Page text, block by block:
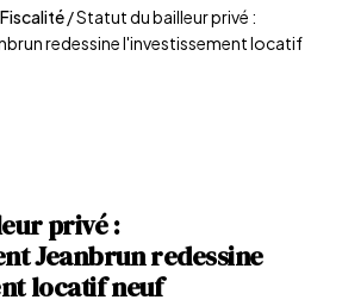
Fiscalité/Statut du bailleur privé :
redessine l'investissement locatif
privé :
Jeanbrun redessine
locatif neuf